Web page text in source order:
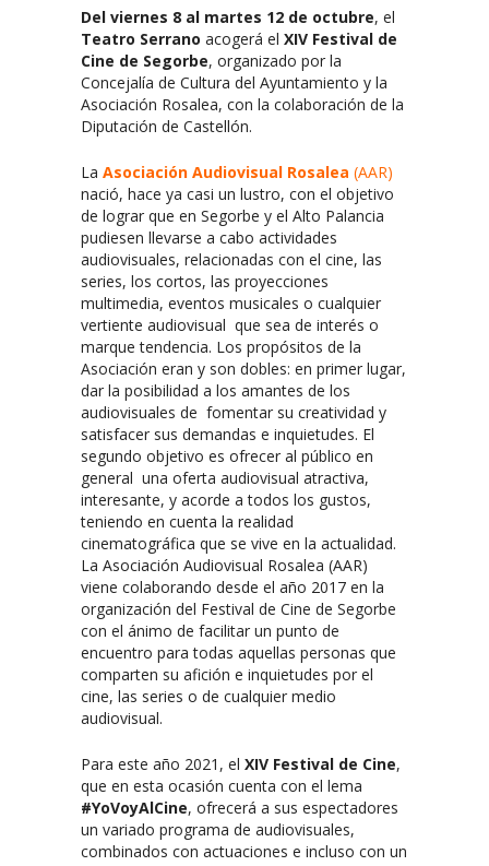
Del viernes 8 al martes 12 de octubre, el
Teatro Serrano acogerá el XIV Festival de
Cine de Segorbe, organizado por la
Concejalía de Cultura del Ayuntamiento y la
Asociación Rosalea, con la colaboración de la
Diputación de Castellón.
La Asociación Audiovisual Rosalea (AAR)
nació, hace ya casi un lustro, con el objetivo
de lograr que en Segorbe y el Alto Palancia
pudiesen llevarse a cabo actividades
audiovisuales, relacionadas con el cine, las
series, los cortos, las proyecciones
multimedia, eventos musicales o cualquier
vertiente audiovisual que sea de interés o
marque tendencia. Los propósitos de la
Asociación eran y son dobles: en primer lugar,
dar la posibilidad a los amantes de los
audiovisuales de fomentar su creatividad y
satisfacer sus demandas e inquietudes. El
segundo objetivo es ofrecer al público en
general una oferta audiovisual atractiva,
interesante, y acorde a todos los gustos,
teniendo en cuenta la realidad
cinematográfica que se vive en la actualidad.
La Asociación Audiovisual Rosalea (AAR)
viene colaborando desde el año 2017 en la
organización del Festival de Cine de Segorbe
con el ánimo de facilitar un punto de
encuentro para todas aquellas personas que
comparten su afición e inquietudes por el
cine, las series o de cualquier medio
audiovisual.
Para este año 2021, el XIV Festival de Cine,
que en esta ocasión cuenta con el lema
#YoVoyAlCine, ofrecerá a sus espectadores
un variado programa de audiovisuales,
combinados con actuaciones e incluso con un